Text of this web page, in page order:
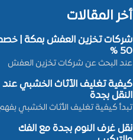
أخر المقالات
شركات تخزين العفش بمكة |
50 %
عند البحث عن شركات تخزين العفش
كيفية تغليف الأثاث الخشبي عند
النقل بجدة
تبدأ كيفية تغليف الأثاث الخشبي
نقل غرف النوم بجدة مع الفك